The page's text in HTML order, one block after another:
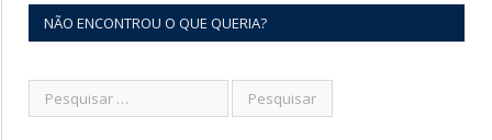
NÃO ENCONTROU O QUE QUERIA?